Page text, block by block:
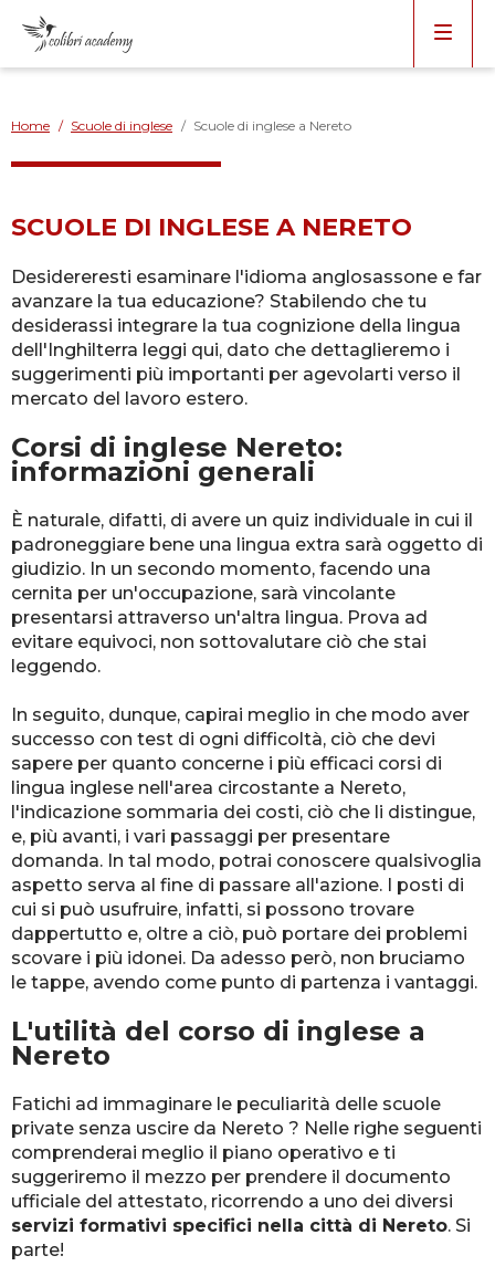
Home / Scuole di inglese / Scuole di inglese a Nereto
SCUOLE DI INGLESE A NERETO
Desidereresti esaminare l'idioma anglosassone e far
avanzare la tua educazione? Stabilendo che tu
desiderassi integrare la tua cognizione della lingua
dell'Inghilterra leggi qui, dato che dettaglieremo i
suggerimenti più importanti per agevolarti verso il
mercato del lavoro estero.
Corsi di inglese Nereto:
informazioni generali
È naturale, difatti, di avere un quiz individuale in cui il
padroneggiare bene una lingua extra sarà oggetto di
giudizio. In un secondo momento, facendo una
cernita per un'occupazione, sarà vincolante
presentarsi attraverso un'altra lingua. Prova ad
evitare equivoci, non sottovalutare ciò che stai
leggendo.
In seguito, dunque, capirai meglio in che modo aver
successo con test di ogni difficoltà, ciò che devi
sapere per quanto concerne i più efficaci corsi di
lingua inglese nell'area circostante a Nereto,
l'indicazione sommaria dei costi, ciò che li distingue,
e, più avanti, i vari passaggi per presentare
domanda. In tal modo, potrai conoscere qualsivoglia
aspetto serva al fine di passare all'azione. I posti di
cui si può usufruire, infatti, si possono trovare
dappertutto e, oltre a ciò, può portare dei problemi
scovare i più idonei. Da adesso però, non bruciamo
le tappe, avendo come punto di partenza i vantaggi.
L'utilità del corso di inglese a
Nereto
Fatichi ad immaginare le peculiarità delle scuole
private senza uscire da Nereto ? Nelle righe seguenti
comprenderai meglio il piano operativo e ti
suggeriremo il mezzo per prendere il documento
ufficiale del attestato, ricorrendo a uno dei diversi
servizi formativi specifici nella città di Nereto. Si
parte!